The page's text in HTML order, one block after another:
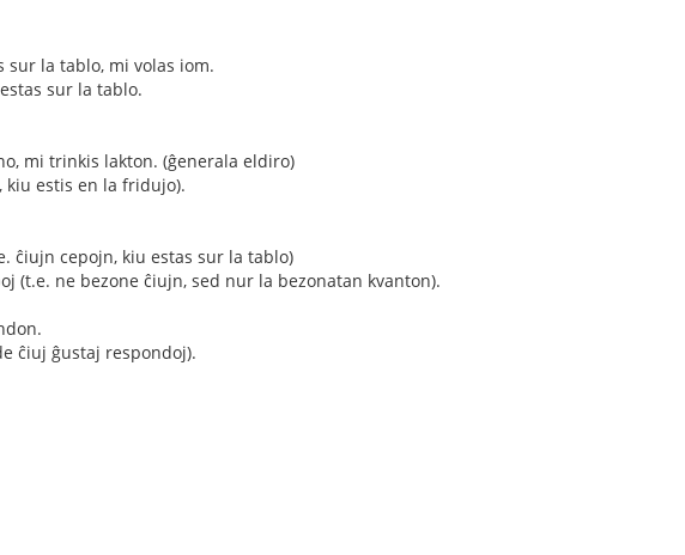
sur la tablo, mi volas iom.
sur la tablo.
mi trinkis lakton. (ĝenerala eldiro)
kiu estis en la fridujo).
ĉiujn cepojn, kiu estas sur la tablo)
(t.e. ne bezone ĉiujn, sed nur la bezonatan kvanton).
ĉiuj ĝustaj respondoj).